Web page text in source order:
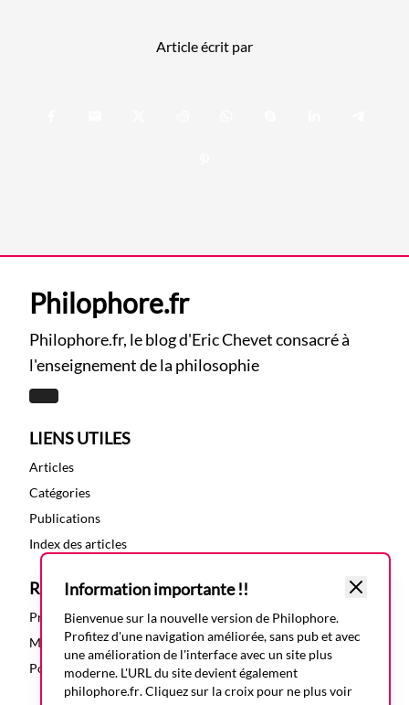
Article écrit par
Information importante !!
Bienvenue sur la nouvelle version de Philophore.
Profitez d'une navigation améliorée, sans pub et avec
une amélioration de l'interface avec un site plus
moderne. L'URL du site devient également
philophore.fr. Cliquez sur la croix pour ne plus voir
Philophore.fr
Philophore.fr, le blog d'Eric Chevet consacré à
l'enseignement de la philosophie
LIENS UTILES
Articles
Catégories
Publications
Index des articles
RESSOURCES
Présentation
Mentions légales
Politique de confidentialité